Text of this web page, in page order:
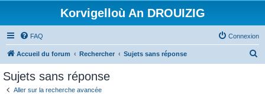
Korvigelloù An DROUIZIG
FAQ Connexion
Accueil du forum Rechercher Sujets sans réponse
Sujets sans réponse
Aller sur la recherche avancée